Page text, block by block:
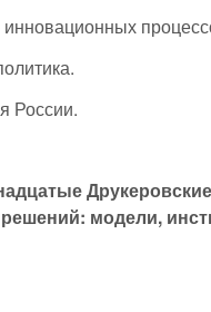
России.
модели,